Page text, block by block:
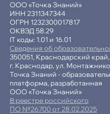
ООО «Точка Знаний»
ИНН 2311347344
ОГРН 1232300017817
ОКВЭД 58.29
IT коды: 1.01 и 16.01
Сведения об
350051, Краснодарский край,
г. Краснодар, ул.
Точка Знаний -
платформа, разработанная
ООО «Точка Знаний»
В реестре российского
ПО №26700 от 28.02.2025